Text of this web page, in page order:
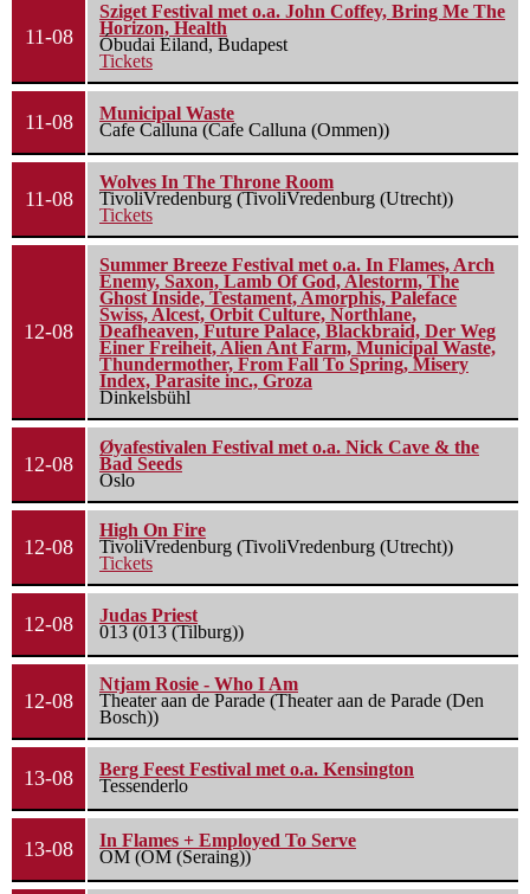
11-08
Sziget Festival met o.a. John Coffey, Bring Me The
Horizon, Health
Óbudai Eiland, Budapest
Tickets
11-08
Municipal Waste
Cafe Calluna (Cafe Calluna (Ommen))
11-08
Wolves In The Throne Room
TivoliVredenburg (TivoliVredenburg (Utrecht))
Tickets
12-08
Summer Breeze Festival met o.a. In Flames, Arch
Enemy, Saxon, Lamb Of God, Alestorm, The
Ghost Inside, Testament, Amorphis, Paleface
Swiss, Alcest, Orbit Culture, Northlane,
Deafheaven, Future Palace, Blackbraid, Der Weg
Einer Freiheit, Alien Ant Farm, Municipal Waste,
Thundermother, From Fall To Spring, Misery
Index, Parasite inc., Groza
Dinkelsbühl
12-08
Øyafestivalen Festival met o.a. Nick Cave & the
Bad Seeds
Oslo
12-08
High On Fire
TivoliVredenburg (TivoliVredenburg (Utrecht))
Tickets
12-08
Judas Priest
013 (013 (Tilburg))
12-08
Ntjam Rosie - Who I Am
Theater aan de Parade (Theater aan de Parade (Den
Bosch))
13-08
Berg Feest Festival met o.a. Kensington
Tessenderlo
13-08
In Flames + Employed To Serve
OM (OM (Seraing))